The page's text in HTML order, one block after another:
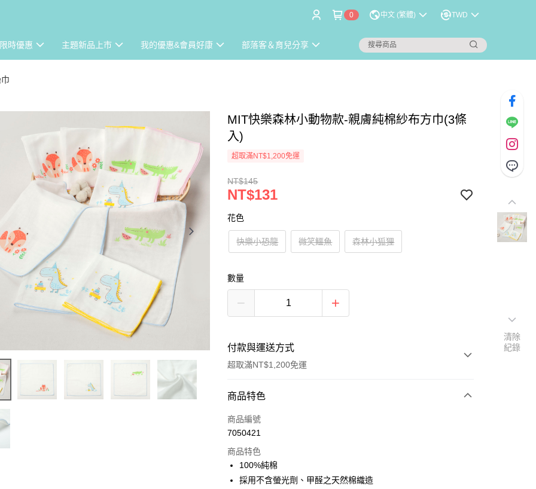
0 中文 (繁體) TWD
時優惠 主題新品上市 我的優惠&會員好康 部落客＆育兒分享
MIT快樂森林小動物款-親膚純棉紗布方巾(3條
入)
超取滿NT$1,200免運
NT$145
NT$131
花色
快樂小恐龍 微笑鱷魚 森林小狐狸
數量
付款與運送方式
超取滿NT$1,200免運
付款方式
信用卡一次付款
LINE Pay
Apple Pay
商品特色
商品編號
7050421
商品特色
100%純棉
採用不含螢光劑、甲醛之天然棉織造
清除
紀錄